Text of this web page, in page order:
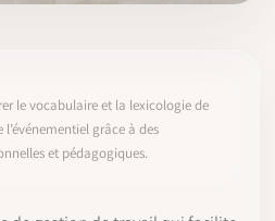
le vocabulaire et la lexicologie de
grâce à des
et pédagogiques.